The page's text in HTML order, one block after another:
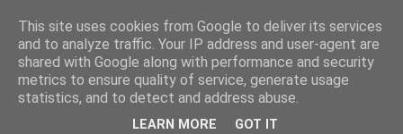
This site uses cookies from Google to deliver its services
and to analyze traffic. Your IP address and user-agent are
shared with Google along with performance and security
metrics to ensure quality of service, generate usage
statistics, and to detect and address abuse.
LEARN MORE GOT IT